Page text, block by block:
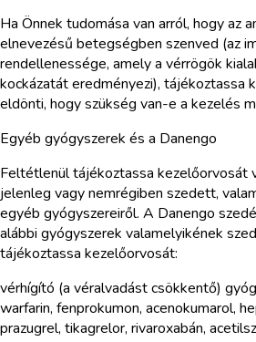
Ha Önnek tudomása van arról, hogy az
elnevezésű betegségben szenved (az
rendellenessége, amely a vérrögök
kockázatát eredményezi), tájékoztassa
eldönti, hogy szükség van-e a kezelés
Egyéb gyógyszerek és a Danengo
Feltétlenül tájékoztassa kezelőorvosát
jelenleg vagy nemrégiben szedett,
egyéb gyógyszereiről. A Danengo
alábbi gyógyszerek valamelyikének
tájékoztassa kezelőorvosát:
vérhígító (a véralvadást csökkentő)
warfarin, fenprokumon, acenokumarol,
prazugrel, tikagrelor, rivaroxabán,